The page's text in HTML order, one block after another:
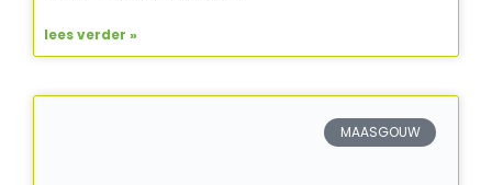
lees verder »
MAASGOUW